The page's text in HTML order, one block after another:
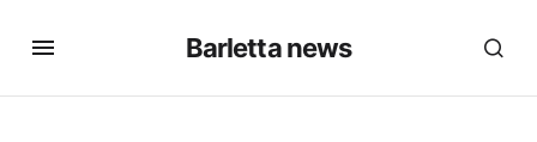
Barletta news